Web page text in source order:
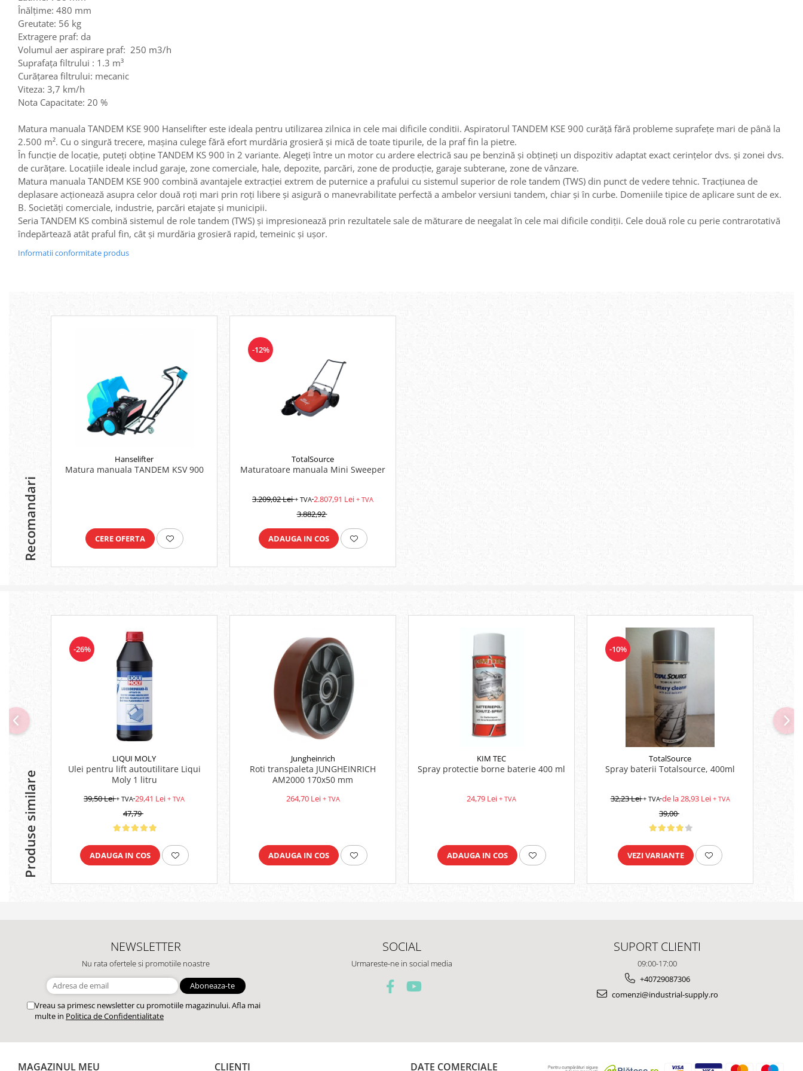
Platforme foarfeca
Translator stivuitor
Prelungitor lame stivuitor CAM
attachments
Atasamente profesionale CAM
Cleste ridicare butoi
Dispozitive ridicare butoaie
Înălțime: 480 mm
Greutate: 56 kg
Extragere praf: da
Volumul aer aspirare praf: 250 m3/h
Suprafața filtrului : 1.3 m³
Curățarea filtrului: mecanic
Viteza: 3,7 km/h
Nota Capacitate: 20 %
Matura manuala TANDEM KSE 900 Hanselifter este ideala pentru utilizarea zilnica in cele mai dificile conditii. Aspiratorul TANDEM KSE 900 curăță fără probleme suprafețe mari de până la
2.500 m². Cu o singură trecere, mașina culege fără efort murdăria grosieră și mică de toate tipurile, de la praf fin la pietre.
În funcție de locație, puteți obține TANDEM KS 900 în 2 variante. Alegeți între un motor cu ardere electrică sau pe benzină și obțineți un dispozitiv adaptat exact cerințelor dvs. și zonei dvs.
de curățare. Locațiile ideale includ garaje, zone comerciale, hale, depozite, parcări, zone de producție, garaje subterane, zone de vânzare.
Matura manuala TANDEM KSE 900 combină avantajele extracției extrem de puternice a prafului cu sistemul superior de role tandem (TWS) din punct de vedere tehnic. Tracțiunea de
deplasare acționează asupra celor două roți mari prin roți libere și asigură o manevrabilitate perfectă a ambelor versiuni tandem, chiar și în curbe. Domeniile tipice de aplicare sunt de ex.
B. Societăţi comerciale, industrie, parcări etajate şi municipii.
Seria TANDEM KS combină sistemul de role tandem (TWS) și impresionează prin rezultatele sale de măturare de neegalat în cele mai dificile condiții. Cele două role cu perie contrarotativă
îndepărtează atât praful fin, cât și murdăria grosieră rapid, temeinic și ușor.
Informatii conformitate produs
Recomandari
Hanselifter
Matura manuala TANDEM KSV 900
CERE OFERTA
-12%
TotalSource
Maturatoare manuala Mini Sweeper
3.209,02 Lei+ TVA 2.807,91 Lei + TVA
3.882,92
ADAUGA IN COS
Produse similare
-26%
LIQUI MOLY
Ulei pentru lift autoutilitare Liqui
Moly 1 litru
39,50 Lei+ TVA 29,41 Lei + TVA
47,79
ADAUGA IN COS
Jungheinrich
Roti transpaleta JUNGHEINRICH
AM2000 170x50 mm
264,70 Lei + TVA
ADAUGA IN COS
KIM TEC
Spray protectie borne baterie 400 ml
24,79 Lei + TVA
ADAUGA IN COS
-10%
TotalSource
Spray baterii Totalsource, 400ml
32,23 Lei+ TVA de la 28,93 Lei + TVA
39,00
VEZI VARIANTE
NEWSLETTER
Nu rata ofertele si promotiile noastre
Vreau sa primesc newsletter cu promotiile magazinului. Afla mai
multe in Politica de Confidentialitate
SOCIAL
Urmareste-ne in social media
SUPORT CLIENTI
09:00-17:00
+40729087306
comenzi@industrial-supply.ro
MAGAZINUL MEU CLIENTI DATE COMERCIALE